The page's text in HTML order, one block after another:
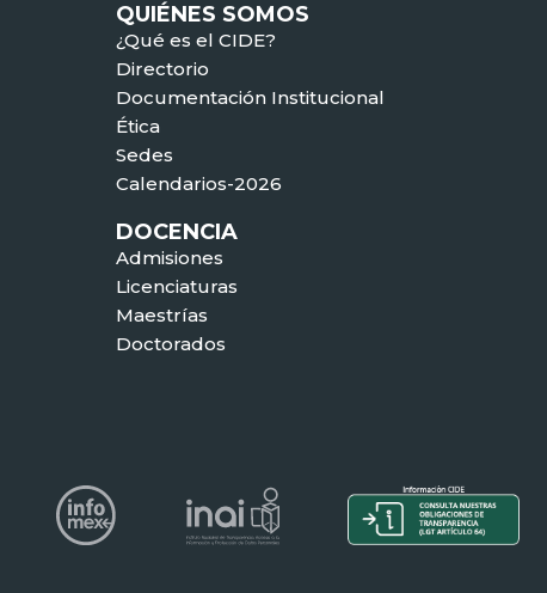
QUIÉNES SOMOS
¿Qué es el CIDE?
Directorio
Documentación Institucional
Ética
Sedes
Calendarios-2026
DOCENCIA
Admisiones
Licenciaturas
Maestrías
Doctorados